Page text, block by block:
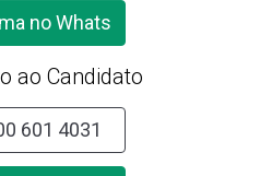
no Whats
ao Candidato
601 4031